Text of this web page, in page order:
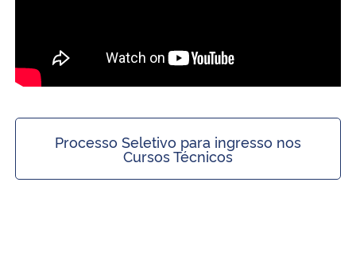
Processo Seletivo para ingresso nos
Cursos Técnicos